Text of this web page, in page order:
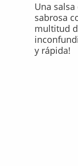
Una
sabrosa
multitud
y rápida!